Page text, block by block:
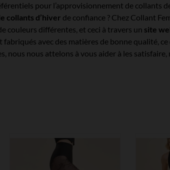
pour l’approvisionnement de collants
collants d’hiver de confiance ? Chez Collant
couleurs différentes, et ceci à travers un site
fabriqués avec des matières de bonne qualité, ce
nous nous attelons à vous aider à les